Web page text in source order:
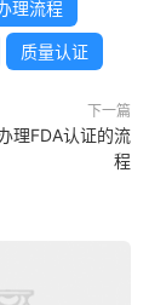
理流程
质量认证
下一篇
理FDA认证的流
程